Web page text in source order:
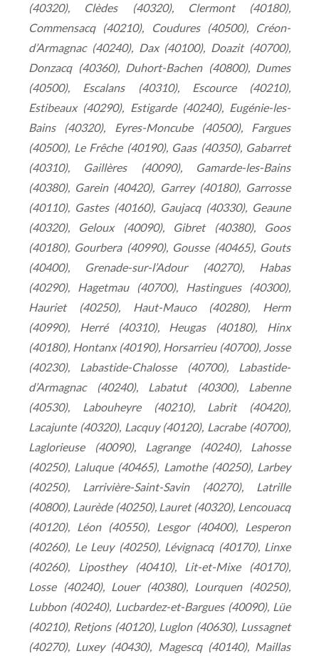
(40320), Clèdes (40320), Clermont (40180),
Commensacq (40210), Coudures (40500), Créon-
d’Armagnac (40240), Dax (40100), Doazit (40700),
Donzacq (40360), Duhort-Bachen (40800), Dumes
(40500), Escalans (40310), Escource (40210),
Estibeaux (40290), Estigarde (40240), Eugénie-les-
Bains (40320), Eyres-Moncube (40500), Fargues
(40500), Le Frêche (40190), Gaas (40350), Gabarret
(40310), Gaillères (40090), Gamarde-les-Bains
(40380), Garein (40420), Garrey (40180), Garrosse
(40110), Gastes (40160), Gaujacq (40330), Geaune
(40320), Geloux (40090), Gibret (40380), Goos
(40180), Gourbera (40990), Gousse (40465), Gouts
(40400), Grenade-sur-l’Adour (40270), Habas
(40290), Hagetmau (40700), Hastingues (40300),
Hauriet (40250), Haut-Mauco (40280), Herm
(40990), Herré (40310), Heugas (40180), Hinx
(40180), Hontanx (40190), Horsarrieu (40700), Josse
(40230), Labastide-Chalosse (40700), Labastide-
d’Armagnac (40240), Labatut (40300), Labenne
(40530), Labouheyre (40210), Labrit (40420),
Lacajunte (40320), Lacquy (40120), Lacrabe (40700),
Laglorieuse (40090), Lagrange (40240), Lahosse
(40250), Laluque (40465), Lamothe (40250), Larbey
(40250), Larrivière-Saint-Savin (40270), Latrille
(40800), Laurède (40250), Lauret (40320), Lencouacq
(40120), Léon (40550), Lesgor (40400), Lesperon
(40260), Le Leuy (40250), Lévignacq (40170), Linxe
(40260), Liposthey (40410), Lit-et-Mixe (40170),
Losse (40240), Louer (40380), Lourquen (40250),
Lubbon (40240), Lucbardez-et-Bargues (40090), Lüe
(40210), Retjons (40120), Luglon (40630), Lussagnet
(40270), Luxey (40430), Magescq (40140), Maillas